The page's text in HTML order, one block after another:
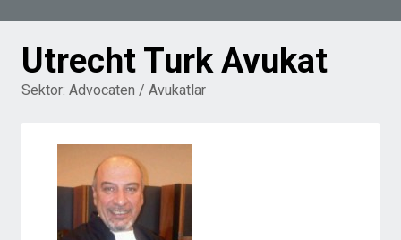
Utrecht Turk Avukat
Sektor: Advocaten / Avukatlar